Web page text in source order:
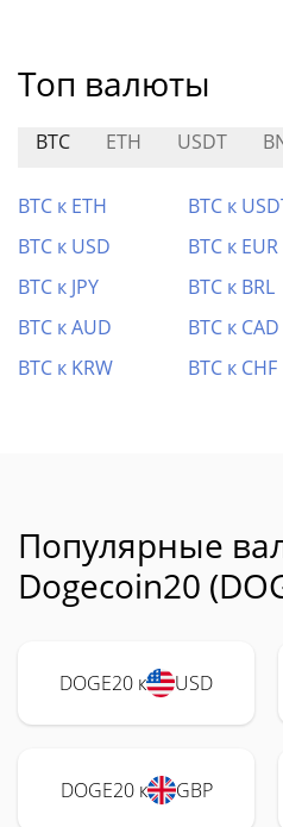
Топ валюты
BTC ETH USDT
BTC к ETH BTC к
BTC к USD
BTC к EUR
BTC к JPY
BTC к BRL
BTC к AUD
BTC к CAD
BTC к KRW
BTC к CHF
Популярные
Dogecoin20
DOGE20 к USD
DOGE20 к GBP